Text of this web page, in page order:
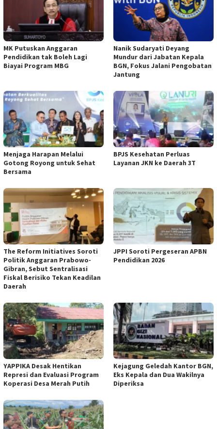
MK Putuskan Anggaran
Pendidikan tak Boleh Lagi
Biayai Program MBG
Nanik Sudaryati Deyang
Mundur dari Jabatan Kepala
BGN, Fokus Jalani Pengobatan
Jantung
Menjaga Harapan Melalui
Gotong Royong untuk Sehat
Bersama
BPJS Kesehatan Perluas
Layanan JKN ke Daerah 3T
The Reform Initiatives Soroti
Politik Anggaran Prabowo-
Gibran, Sebut Sentralisasi
Fiskal Berisiko Tekan Keadilan
Daerah
JPPI Soroti Pergeseran APBN
Pendidikan 2026
YAPPIKA Desak Hentikan
Represi dan Evaluasi Program
Koperasi Desa Merah Putih
Kejagung Geledah Kantor BGN,
Eks Kepala dan Dua Wakilnya
Diperiksa